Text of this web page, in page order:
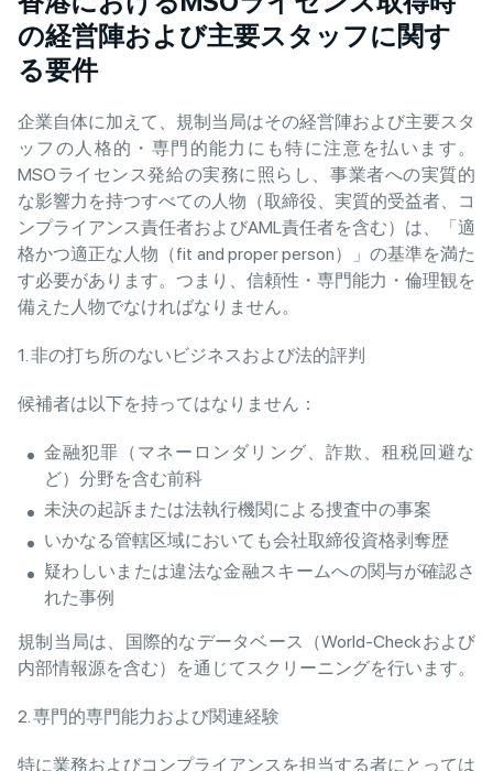
の経営陣および主要スタッフに関す
る要件
企業自体に加えて、規制当局はその経営陣および主要スタ
ッフの人格的・専門的能力にも特に注意を払います。
MSOライセンス発給の実務に照らし、事業者への実質的
な影響力を持つすべての人物（取締役、実質的受益者、コ
ンプライアンス責任者およびAML責任者を含む）は、「適
格かつ適正な人物（fit and proper person）」の基準を満た
す必要があります。つまり、信頼性・専門能力・倫理観を
備えた人物でなければなりません。
1. 非の打ち所のないビジネスおよび法的評判
候補者は以下を持ってはなりません：
金融犯罪（マネーロンダリング、詐欺、租税回避な
ど）分野を含む前科
未決の起訴または法執行機関による捜査中の事案
いかなる管轄区域においても会社取締役資格剥奪歴
疑わしいまたは違法な金融スキームへの関与が確認さ
れた事例
規制当局は、国際的なデータベース（World-Checkおよび
内部情報源を含む）を通じてスクリーニングを行います。
2. 専門的専門能力および関連経験
特に業務およびコンプライアンスを担当する者にとっては